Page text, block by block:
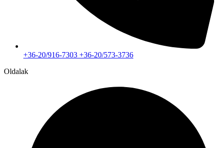
+36-20/916-7303 +36-20/573-3736
Oldalak